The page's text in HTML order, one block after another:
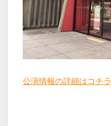
公演情報の詳細はコチラ